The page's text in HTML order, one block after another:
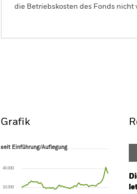
die Betriebskosten des Fonds
Grafik
seit Einführung/Auflegung
The chart has 1 X axis displaying Time.
The chart has 1 Y axis displaying values.
seit Einführung/Auflegung
10.000
40.000